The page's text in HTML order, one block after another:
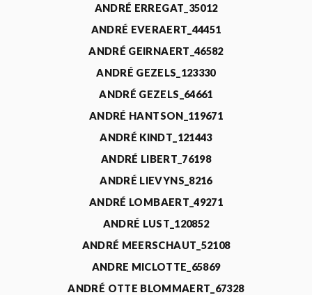
ANDRÉ ERREGAT_35012
ANDRÉ EVERAERT_44451
ANDRÉ GEIRNAERT_46582
ANDRÉ GEZELS_123330
ANDRÉ GEZELS_64661
ANDRÉ HANTSON_119671
ANDRÉ KINDT_121443
ANDRÉ LIBERT_76198
ANDRÉ LIEVYNS_8216
ANDRÉ LOMBAERT_49271
ANDRÉ LUST_120852
ANDRÉ MEERSCHAUT_52108
ANDRE MICLOTTE_65869
ANDRÉ OTTE BLOMMAERT_67328